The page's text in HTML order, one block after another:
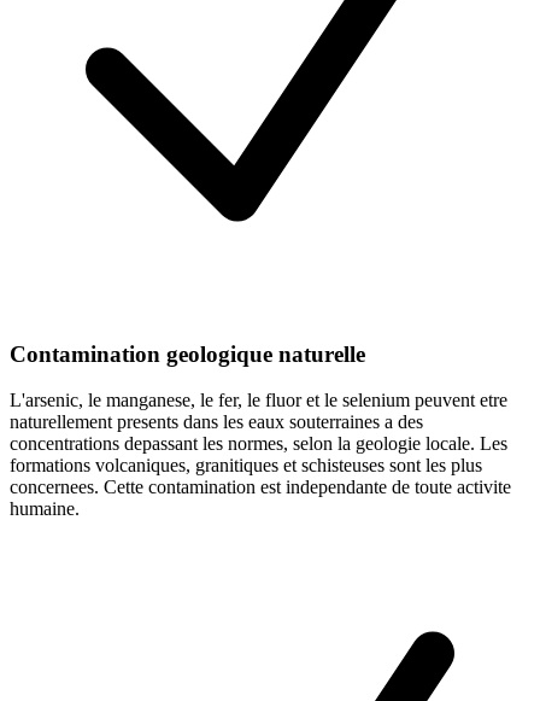
Contamination geologique naturelle
L'arsenic, le manganese, le fer, le fluor et le selenium peuvent etre
naturellement presents dans les eaux souterraines a des
concentrations depassant les normes, selon la geologie locale. Les
formations volcaniques, granitiques et schisteuses sont les plus
concernees. Cette contamination est independante de toute activite
humaine.